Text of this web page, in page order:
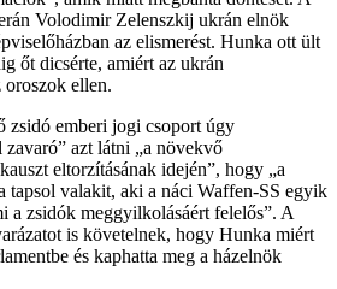
Volodimir Zelenszkij ukrán elnök
az elismerést. Hunka ott ült
őt dicsérte, amiért az ukrán
oroszok ellen.
zsidó emberi jogi csoport úgy
azt látni „a növekvő
eltorzításának idején”, hogy „a
tapsol valakit, aki a náci Waffen-SS egyik
a zsidók meggyilkolásáért felelős”. A
is követelnek, hogy Hunka miért
és kaphatta meg a házelnök